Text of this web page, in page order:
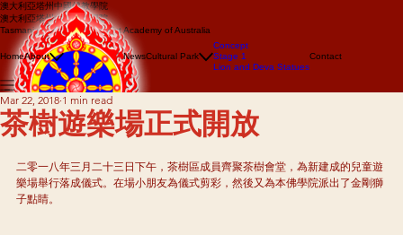
澳大利亞塔州中國佛教學院
澳大利亞塔州中國佛教學院
Tasmanian Chinese Buddhist Academy of Australia
HomeAbout
About us
Events
Lion Dance
Dragon dance
NewsCultural Park
Concept
Stage 1
Lion and Deva Statues
Contact
茶樹遊樂場正式開放
Mar 22, 2018 1 min read
二零一八年三月二十三日下午，茶樹區成員齊聚茶樹會堂，為新建成的兒童遊
樂場舉行落成儀式。在場小朋友為儀式剪彩，然後又為本佛學院派出了金剛獅
子點睛。